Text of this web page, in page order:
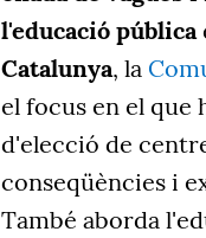
l'educació pública
Catalunya, la
el focus en el que
d'elecció de
conseqüències i
També aborda